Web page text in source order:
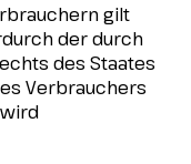
gilt
der durch
des Staates
Verbrauchers